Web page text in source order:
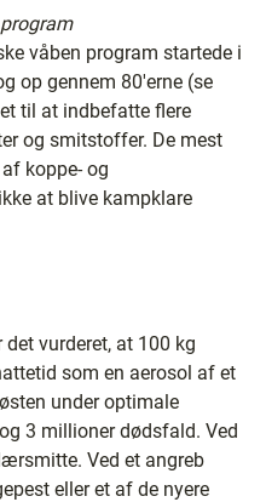
våben program startede i
op gennem 80'erne (se
til at indbefatte flere
og smitstoffer. De mest
koppe- og
at blive kampklare
vurderet, at 100 kg
som en aerosol af et
under optimale
3 millioner dødsfald. Ved
Ved et angreb
eller et af de nyere